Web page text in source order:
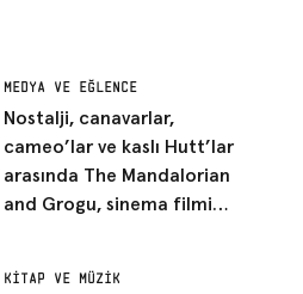
MEDYA VE EĞLENCE
Nostalji, canavarlar,
cameo’lar ve kaslı Hutt’lar
arasında The Mandalorian
and Grogu, sinema filmi
KITAP VE MÜZIK